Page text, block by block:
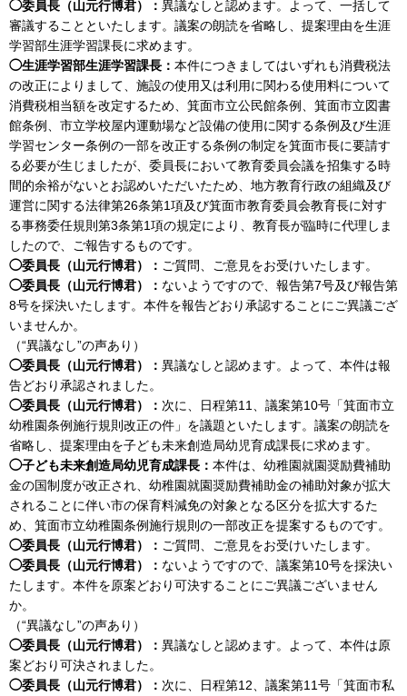
◯委員長（山元行博君）： 異議なしと認めます。よって、一括して
審議することといたします。議案の朗読を省略し、提案理由を生涯
学習部生涯学習課長に求めます。
◯生涯学習部生涯学習課長： 本件につきましてはいずれも消費税法
の改正によりまして、施設の使用又は利用に関わる使用料について
消費税相当額を改定するため、箕面市立公民館条例、箕面市立図書
館条例、市立学校屋内運動場など設備の使用に関する条例及び生涯
学習センター条例の一部を改正する条例の制定を箕面市長に要請す
る必要が生じましたが、委員長において教育委員会議を招集する時
間的余裕がないとお認めいただいたため、地方教育行政の組織及び
運営に関する法律第26条第1項及び箕面市教育委員会教育長に対す
る事務委任規則第3条第1項の規定により、教育長が臨時に代理しま
したので、ご報告するものです。
◯委員長（山元行博君）： ご質問、ご意見をお受けいたします。
◯委員長（山元行博君）： ないようですので、報告第7号及び報告第
8号を採決いたします。本件を報告どおり承認することにご異議ござ
いませんか。
（“異議なし”の声あり）
◯委員長（山元行博君）： 異議なしと認めます。よって、本件は報
告どおり承認されました。
◯委員長（山元行博君）： 次に、日程第11、議案第10号「箕面市立
幼稚園条例施行規則改正の件」を議題といたします。議案の朗読を
省略し、提案理由を子ども未来創造局幼児育成課長に求めます。
◯子ども未来創造局幼児育成課長： 本件は、幼稚園就園奨励費補助
金の国制度が改正され、幼稚園就園奨励費補助金の補助対象が拡大
されることに伴い市の保育料減免の対象となる区分を拡大するた
め、箕面市立幼稚園条例施行規則の一部改正を提案するものです。
◯委員長（山元行博君）： ご質問、ご意見をお受けいたします。
◯委員長（山元行博君）： ないようですので、議案第10号を採決い
たします。本件を原案どおり可決することにご異議ございません
か。
（“異議なし”の声あり）
◯委員長（山元行博君）： 異議なしと認めます。よって、本件は原
案どおり可決されました。
◯委員長（山元行博君）： 次に、日程第12、議案第11号「箕面市私